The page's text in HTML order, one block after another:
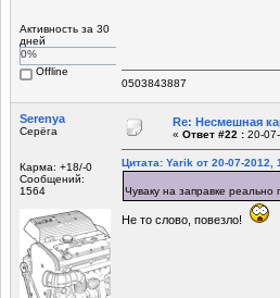
Активность за 30
дней
0%
Offline
0503843887
Serenya
Серёга
Карма: +18/-0
Сообщений:
1564
Re: Несмешная
« Ответ #22 : 20-
Цитата: Yarik от 20-07-2012,
Чуваку на заправке реально
Не то слово, повезло!